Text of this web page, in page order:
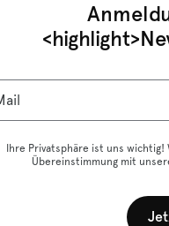
Ihre Privatsphäre ist uns
Übereinstimmung mit